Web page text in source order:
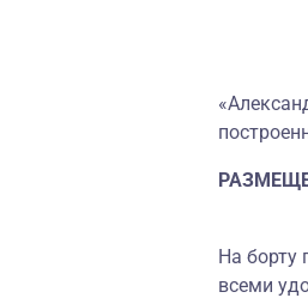
На борту
всеми